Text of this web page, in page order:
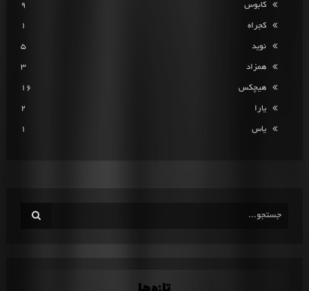
کابوس 9
کجراه 1
نوید 5
همزاد 3
هیچکس 16
یارا 2
یاس 1